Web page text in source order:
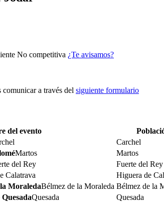
No competitiva ¿Te avisamos?
a través del siguiente formulario
del evento
Carchel
Martos Martos
del Rey Fuerte del Rey
Calatrava Higuera de
MoraledaBélmez de la Moraleda Bélmez de la
Quesada Quesada